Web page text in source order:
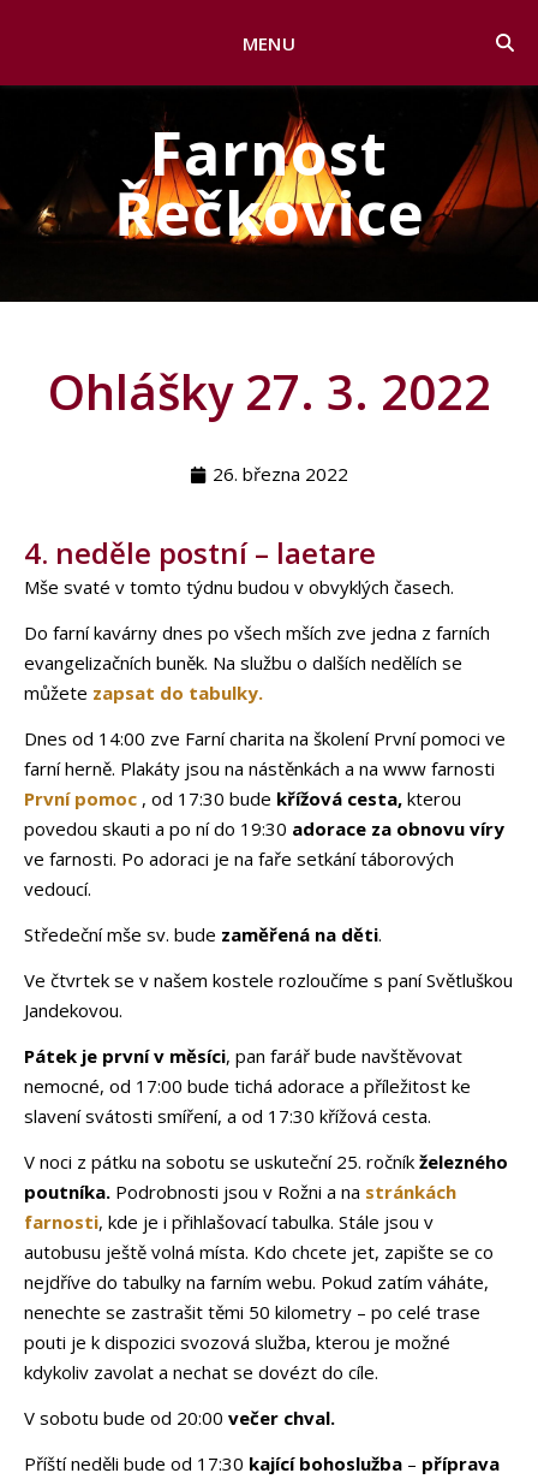
MENU
Farnost
Řečkovice
Ohlášky 27. 3. 2022
26. března 2022
4. neděle postní – laetare
Mše svaté v tomto týdnu budou v obvyklých časech.
Do farní kavárny dnes po všech mších zve jedna z farních
evangelizačních buněk. Na službu o dalších nedělích se
můžete zapsat do tabulky.
Dnes od 14:00 zve Farní charita na školení První pomoci ve
farní herně. Plakáty jsou na nástěnkách a na www farnosti
První pomoc , od 17:30 bude křížová cesta, kterou
povedou skauti a po ní do 19:30 adorace za obnovu víry
ve farnosti. Po adoraci je na faře setkání táborových
vedoucí.
Středeční mše sv. bude zaměřená na děti.
Ve čtvrtek se v našem kostele rozloučíme s paní Světluškou
Jandekovou.
Pátek je první v měsíci, pan farář bude navštěvovat
nemocné, od 17:00 bude tichá adorace a příležitost ke
slavení svátosti smíření, a od 17:30 křížová cesta.
V noci z pátku na sobotu se uskuteční 25. ročník železného
poutníka. Podrobnosti jsou v Rožni a na stránkách
farnosti, kde je i přihlašovací tabulka. Stále jsou v
autobusu ještě volná místa. Kdo chcete jet, zapište se co
nejdříve do tabulky na farním webu. Pokud zatím váháte,
nenechte se zastrašit těmi 50 kilometry – po celé trase
pouti je k dispozici svozová služba, kterou je možné
kdykoliv zavolat a nechat se dovézt do cíle.
V sobotu bude od 20:00 večer chval.
Příští neděli bude od 17:30 kající bohoslužba – příprava